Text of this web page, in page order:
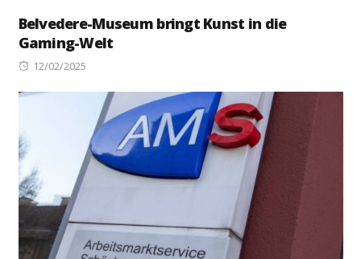
Belvedere-Museum bringt Kunst in die
Gaming-Welt
Posted
12/02/2025